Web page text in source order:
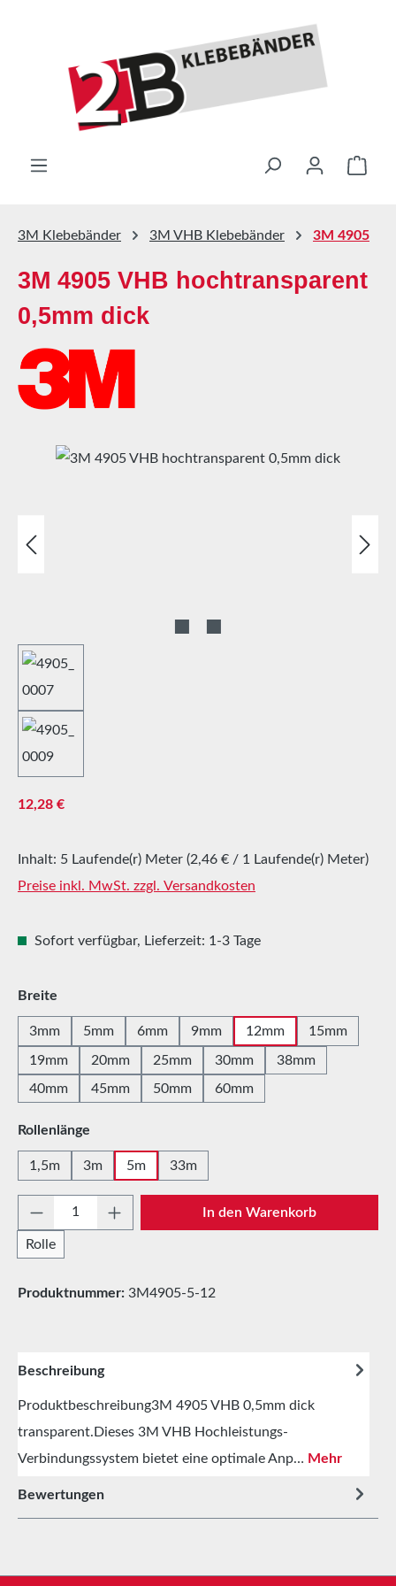
3M Klebebänder 3M VHB Klebebänder 3M 4905
3M 4905 VHB hochtransparent
0,5mm dick
Bildergalerie überspringen
Regulärer Preis:
12,28 €
Inhalt: 5 Laufende(r) Meter (2,46 € / 1 Laufende(r) Meter)
Preise inkl. MwSt. zzgl. Versandkosten
Sofort verfügbar, Lieferzeit: 1-3 Tage
Breite
3mm 5mm 6mm 9mm 12mm 15mm
19mm 20mm 25mm 30mm
38mm
40mm
45mm 50mm 60mm
Rollenlänge
1,5m 3m 5m 33m
Produkt Anzahl: Gib den gewünschten
Rolle
In den Warenkorb
Produktnummer: 3M4905-5-12
Beschreibung
Produktbeschreibung3M 4905 VHB 0,5mm dick
transparent.Dieses 3M VHB Hochleistungs-
Verbindungssystem bietet eine optimale Anp… Mehr
Bewertungen